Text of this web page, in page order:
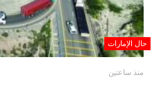
حال الإمارات
منذ ساعتين